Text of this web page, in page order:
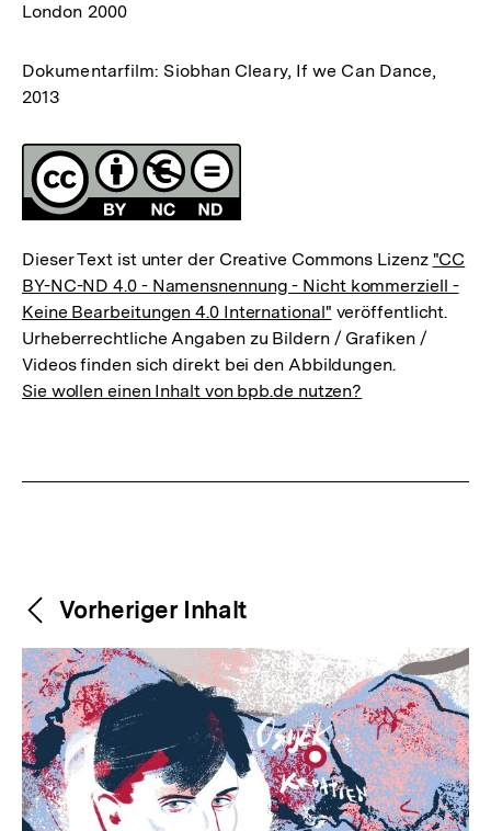
London 2000
Dokumentarfilm: Siobhan Cleary, If we Can Dance,
2013
Fussnoten
Lizenz
Dieser Text ist unter der Creative Commons Lizenz "CC
BY-NC-ND 4.0 - Namensnennung - Nicht kommerziell -
Keine Bearbeitungen 4.0 International" veröffentlicht.
Urheberrechtliche Angaben zu Bildern / Grafiken /
Videos finden sich direkt bei den Abbildungen.
Sie wollen einen Inhalt von bpb.de nutzen?
Weitere
Inhalte
Content-
Navigation
Vorheriger Inhalt